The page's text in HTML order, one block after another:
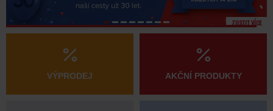
VÝPRODEJ AKČNÍ PRODUKTY